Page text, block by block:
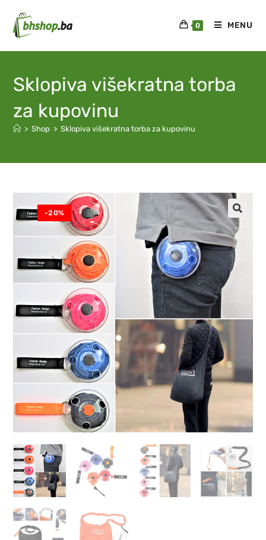
0 MENU
Sklopiva višekratna torba
za kupovinu
> Shop > Sklopiva višekratna torba za kupovinu
-20%
🔍